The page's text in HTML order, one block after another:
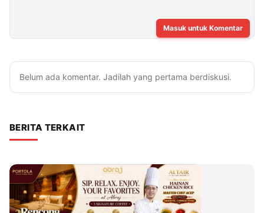
Masuk untuk Komentar
Belum ada komentar. Jadilah yang pertama berdiskusi.
BERITA TERKAIT